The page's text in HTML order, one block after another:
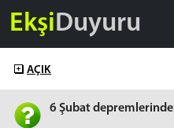
EkşiDuyuru
AÇIK
6 Şubat depremlerinde